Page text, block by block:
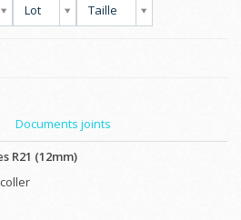
Lot Taille
Documents joints
R21 (12mm)